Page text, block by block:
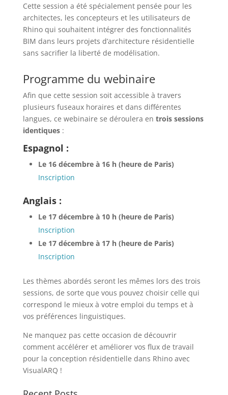
Cette session a été spécialement pensée pour les
architectes, les concepteurs et les utilisateurs de
Rhino qui souhaitent intégrer des fonctionnalités
BIM dans leurs projets d’architecture résidentielle
sans sacrifier la liberté de modélisation.
Programme du webinaire
Afin que cette session soit accessible à travers
plusieurs fuseaux horaires et dans différentes
langues, ce webinaire se déroulera en trois sessions
identiques:
Espagnol :
Le 16 décembre à 16 h (heure de Paris)
Inscription
Anglais :
Le 17 décembre à 10 h (heure de Paris)
Inscription
Le 17 décembre à 17 h (heure de Paris)
Inscription
Les thèmes abordés seront les mêmes lors des trois
sessions, de sorte que vous pouvez choisir celle qui
correspond le mieux à votre emploi du temps et à
vos préférences linguistiques.
Ne manquez pas cette occasion de découvrir
comment accélérer et améliorer vos flux de travail
pour la conception résidentielle dans Rhino avec
VisualARQ !